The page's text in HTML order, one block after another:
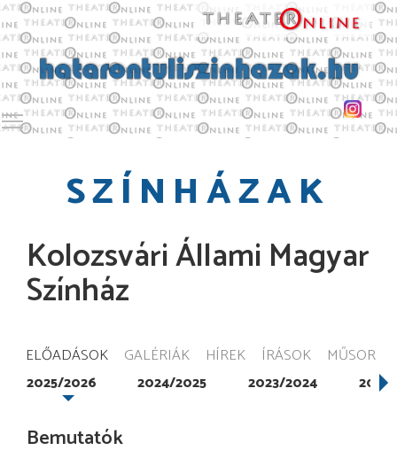
Toggle main menu visibility
SZÍNHÁZAK
Kolozsvári Állami Magyar
Színház
ELŐADÁSOK GALÉRIÁK HÍREK ÍRÁSOK MŰSOR
2025/2026 2024/2025 2023/2024
Bemutatók